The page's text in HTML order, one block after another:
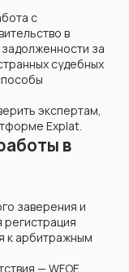
с
в
за
судебных
экспертам,
Explat.
в
заверения и
регистрация
к арбитражным
— WFOE,